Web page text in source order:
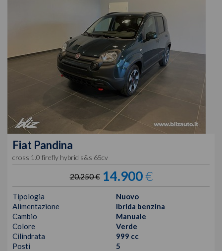
Fiat Pandina
cross 1.0 firefly hybrid s&s 65cv
20.250 € 14.900€
Tipologia
Nuovo
Alimentazione
Ibrida benzina
Cambio
Manuale
Colore
Verde
Cilindrata
999 cc
Posti
5